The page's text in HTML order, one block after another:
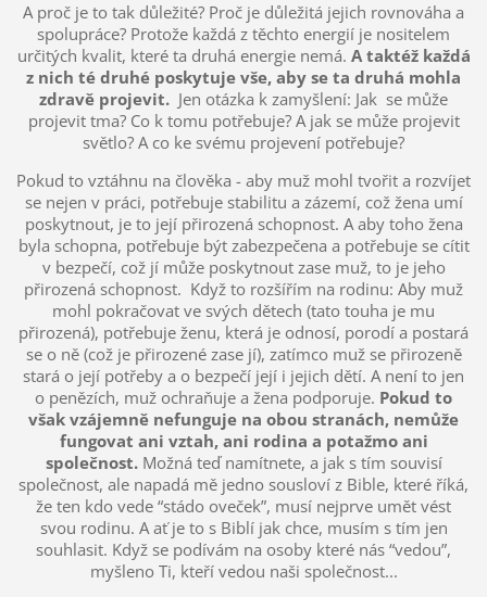
A proč je to tak důležité? Proč je důležitá jejich rovnováha a
spolupráce? Protože každá z těchto energií je nositelem
určitých kvalit, které ta druhá energie nemá. A taktéž každá
z nich té druhé poskytuje vše, aby se ta druhá mohla
zdravě projevit. Jen otázka k zamyšlení: Jak se může
projevit tma? Co k tomu potřebuje? A jak se může projevit
světlo? A co ke svému projevení potřebuje?
Pokud to vztáhnu na člověka - aby muž mohl tvořit a rozvíjet
se nejen v práci, potřebuje stabilitu a zázemí, což žena umí
poskytnout, je to její přirozená schopnost. A aby toho žena
byla schopna, potřebuje být zabezpečena a potřebuje se cítit
v bezpečí, což jí může poskytnout zase muž, to je jeho
přirozená schopnost. Když to rozšířím na rodinu: Aby muž
mohl pokračovat ve svých dětech (tato touha je mu
přirozená), potřebuje ženu, která je odnosí, porodí a postará
se o ně (což je přirozené zase jí), zatímco muž se přirozeně
stará o její potřeby a o bezpečí její i jejich dětí. A není to jen
o penězích, muž ochraňuje a žena podporuje. Pokud to
však vzájemně nefunguje na obou stranách, nemůže
fungovat ani vztah, ani rodina a potažmo ani
společnost. Možná teď namítnete, a jak s tím souvisí
společnost, ale napadá mě jedno sousloví z Bible, které říká,
že ten kdo vede “stádo oveček”, musí nejprve umět vést
svou rodinu. A ať je to s Biblí jak chce, musím s tím jen
souhlasit. Když se podívám na osoby které nás “vedou”,
myšleno Ti, kteří vedou naši společnost...